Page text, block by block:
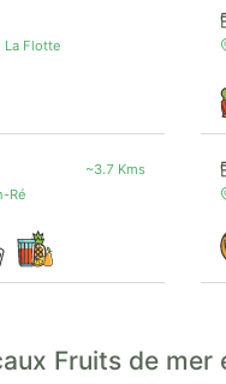
La Flotte
~3.7 Kms
Ré
Fruits de